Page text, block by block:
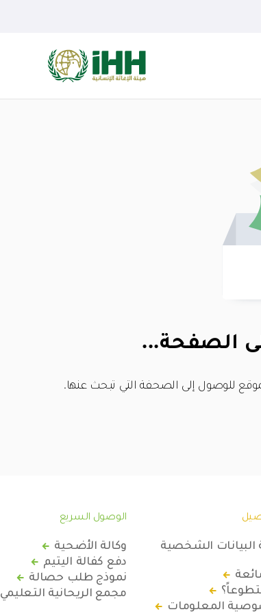
الصفحة...
للوصول إلى الصحفة التي تبحث عنها.
البيانات الشخصية
المعلومات
الوصول السريع
وكالة الأضحية
دفع كفالة اليتيم
نموذج طلب حصالة
مجمع الريحانية التعليمي